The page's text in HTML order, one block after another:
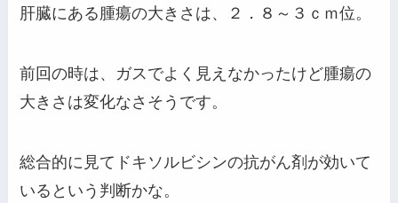
肝臓にある腫瘍の大きさは、２．８～３ｃｍ位。
前回の時は、ガスでよく見えなかったけど腫瘍の
大きさは変化なさそうです。
総合的に見てドキソルビシンの抗がん剤が効いて
いるという判断かな。